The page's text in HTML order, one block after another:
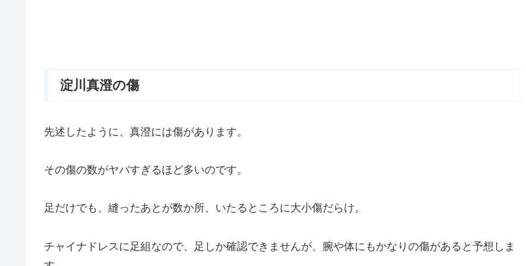
淀川真澄の傷
先述したように、真澄には傷があります。
その傷の数がヤバすぎるほど多いのです。
足だけでも、縫ったあとが数か所、いたるところに大小傷だらけ。
チャイナドレスに足組なので、足しか確認できませんが、腕や体にもかなりの傷があると予想しま